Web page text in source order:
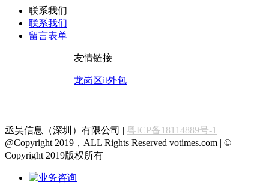
联系我们
联系我们
留言表单
友情链接
龙岗区it外包
丞昊信息（深圳）有限公司 | 粤ICP备18114889号-1
@Copyright 2019，ALL Rights Reserved votimes.com | ©
Copyright 2019版权所有